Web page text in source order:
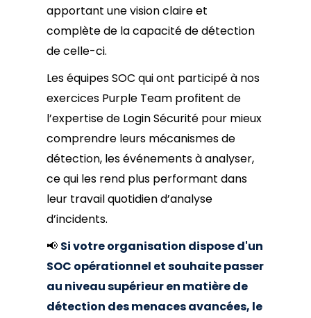
apportant une vision claire et
complète de la capacité de détection
de celle-ci.
Les équipes SOC qui ont participé à nos
exercices Purple Team profitent de
l’expertise de Login Sécurité pour mieux
comprendre leurs mécanismes de
détection, les événements à analyser,
ce qui les rend plus performant dans
leur travail quotidien d’analyse
d’incidents.
📢 Si votre organisation dispose d'un
SOC opérationnel et souhaite passer
au niveau supérieur en matière de
détection des menaces avancées, le